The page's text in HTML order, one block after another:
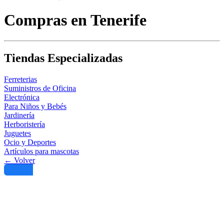
Compras en Tenerife
Tiendas Especializadas
Ferreterias
Suministros de Oficina
Electrónica
Para Niños y Bebés
Jardinería
Herboristería
Juguetes
Ocio y Deportes
Artículos para mascotas
← Volver